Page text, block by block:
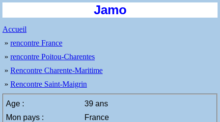
Jamo
Accueil
» rencontre France
» rencontre Poitou-Charentes
» Rencontre Charente-Maritime
» Rencontre Saint-Maigrin
Age :
39 ans
Mon pays :
France